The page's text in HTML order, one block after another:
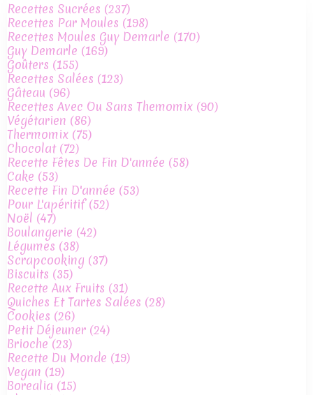
Recettes Sucrées (237)
Recettes Par Moules (198)
Recettes Moules Guy Demarle (170)
Guy Demarle (169)
Goûters (155)
Recettes Salées (123)
Gâteau (96)
Recettes Avec Ou Sans Themomix (90)
Végétarien (86)
Thermomix (75)
Chocolat(72)
Recette Fêtes De Fin D'année (58)
Cake (53)
Recette Fin D'année (53)
Pour L'apéritif(52)
Noël (47)
Boulangerie (42)
Légumes (38)
Scrapcooking (37)
Biscuits (35)
Recette Aux Fruits (31)
Quiches Et Tartes Salées (28)
Cookies (26)
Petit Déjeuner (24)
Brioche(23)
Recette Du Monde (19)
Vegan (19)
Borealia (15)